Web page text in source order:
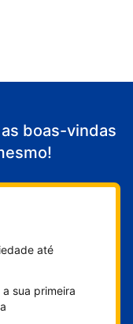
boas-vindas
até
sua primeira